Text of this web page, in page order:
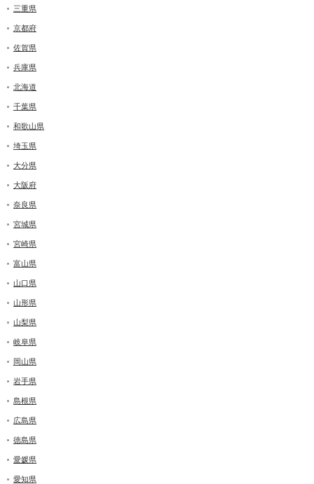
三重県
京都府
佐賀県
兵庫県
北海道
千葉県
和歌山県
埼玉県
大分県
大阪府
奈良県
宮城県
宮崎県
富山県
山口県
山形県
山梨県
岐阜県
岡山県
岩手県
島根県
広島県
徳島県
愛媛県
愛知県